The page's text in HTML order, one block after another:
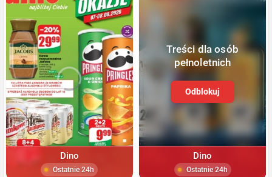
Dino
Ostatnie 24h
Treści dla osób
pełnoletnich
Odblokuj
Dino
Ostatnie 24h